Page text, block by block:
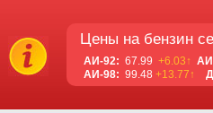
Цены на бензин
АИ-92: 67.99 +6.03↑
АИ-98: 99.48 +13.77↑